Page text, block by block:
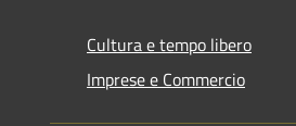
Cultura e tempo libero
Imprese e Commercio